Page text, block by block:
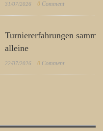
sammeln sich nicht von